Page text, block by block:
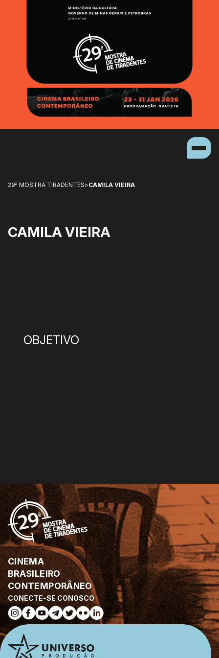
29ª MOSTRA TIRADENTES>CAMILA VIEIRA
CAMILA VIEIRA
OBJETIVO
CONECTE-SE CONOSCO
CINEMA
BRASILEIRO
CONTEMPORÂNEO